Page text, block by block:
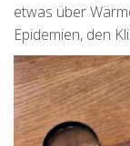
etwas über
Epidemien, den